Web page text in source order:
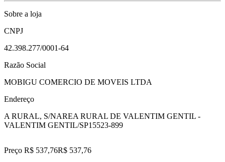
Sobre a loja
CNPJ
42.398.277/0001-64
Razão Social
MOBIGU COMERCIO DE MOVEIS LTDA
Endereço
A RURAL, S/NAREA RURAL DE VALENTIM GENTIL -
VALENTIM GENTIL/SP15523-899
Preço R$ 537,76R$ 537,76